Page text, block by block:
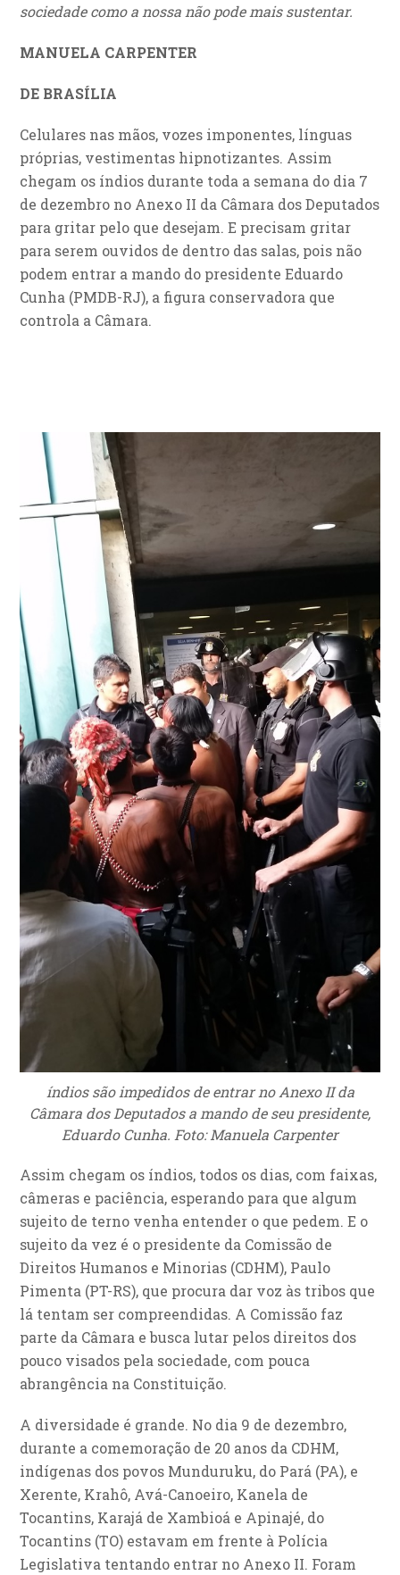
sociedade como a nossa não pode mais sustentar.
MANUELA CARPENTER
DE BRASÍLIA
Celulares nas mãos, vozes imponentes, línguas
próprias, vestimentas hipnotizantes. Assim
chegam os índios durante toda a semana do dia 7
de dezembro no Anexo II da Câmara dos Deputados
para gritar pelo que desejam. E precisam gritar
para serem ouvidos de dentro das salas, pois não
podem entrar a mando do presidente Eduardo
Cunha (PMDB-RJ), a figura conservadora que
controla a Câmara.
índios são impedidos de entrar no Anexo II da
Câmara dos Deputados a mando de seu presidente,
Eduardo Cunha. Foto: Manuela Carpenter
Assim chegam os índios, todos os dias, com faixas,
câmeras e paciência, esperando para que algum
sujeito de terno venha entender o que pedem. E o
sujeito da vez é o presidente da Comissão de
Direitos Humanos e Minorias (CDHM), Paulo
Pimenta (PT-RS), que procura dar voz às tribos que
lá tentam ser compreendidas. A Comissão faz
parte da Câmara e busca lutar pelos direitos dos
pouco visados pela sociedade, com pouca
abrangência na Constituição.
A diversidade é grande. No dia 9 de dezembro,
durante a comemoração de 20 anos da CDHM,
indígenas dos povos Munduruku, do Pará (PA), e
Xerente, Krahô, Avá-Canoeiro, Kanela de
Tocantins, Karajá de Xambioá e Apinajé, do
Tocantins (TO) estavam em frente à Polícia
Legislativa tentando entrar no Anexo II. Foram